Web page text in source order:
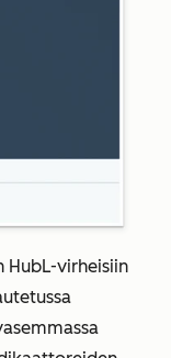
HubL-virheisiin